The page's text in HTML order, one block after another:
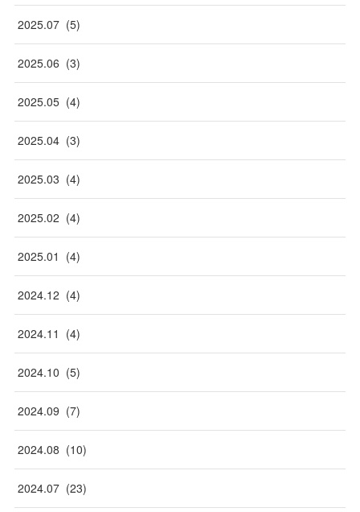
2025.07 (5)
2025.06 (3)
2025.05 (4)
2025.04 (3)
2025.03 (4)
2025.02 (4)
2025.01 (4)
2024.12 (4)
2024.11 (4)
2024.10 (5)
2024.09 (7)
2024.08 (10)
2024.07 (23)